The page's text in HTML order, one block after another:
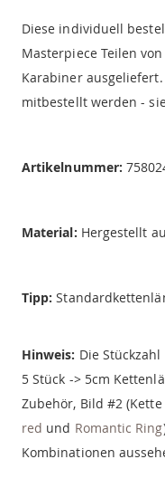
Diese individuell
Masterpiece Teilen
Karabiner
mitbestellt werden -
Artikelnummer:
Material: Hergestellt
Tipp:
Hinweis: Die
5 Stück -> 5cm
Zubehör, Bild #2
red und Romantic Ring
Kombinationen